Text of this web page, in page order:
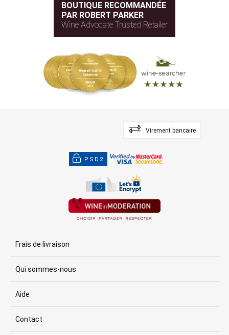
BOUTIQUE RECOMMANDÉE
PAR ROBERT PARKER
Wine Advocate Trusted Retailer
Virement bancaire
PSD2
Frais de livraison
Qui sommes-nous
Aide
Contact